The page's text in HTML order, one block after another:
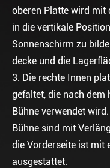
oberen Platte wird mit
in die vertikale
Sonnenschirm zu
decke und die
3. Die rechte Innen
gefaltet, die nach
Bühne verwendet
Bühne sind mit
die Vorderseite ist mit
ausgestattet.